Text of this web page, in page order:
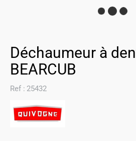
Déchaumeur à
BEARCUB
Ref : 25432